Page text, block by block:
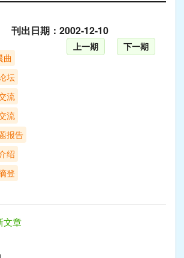
刊出日期：2002-12-10
上一期
下一期
曲
坛
流
流
报告
绍
登
文章